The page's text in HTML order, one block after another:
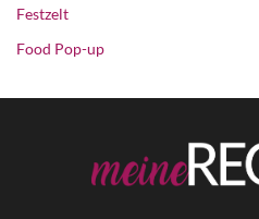
Festzelt
Food Pop-up